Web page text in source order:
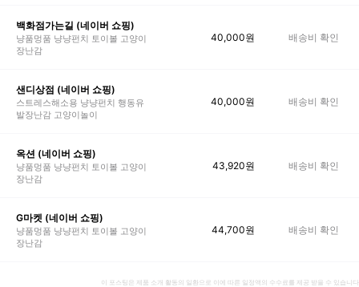
백화점가는길 (네이버 쇼핑)
냥품멍품 냥냥펀치 토이볼 고양이
장난감
40,000원 배송비 확인
샌디상점 (네이버 쇼핑)
스트레스해소용 냥냥펀치 행동유
발장난감 고양이놀이
40,000원 배송비 확인
옥션 (네이버 쇼핑)
냥품멍품 냥냥펀치 토이볼 고양이
장난감
43,920원 배송비 확인
G마켓 (네이버 쇼핑)
냥품멍품 냥냥펀치 토이볼 고양이
장난감
44,700원 배송비 확인
이 포스팅은 제품 소개 활동의 일환으로 이에 따른 일정액의 수수료를 제공 받을 수 있습니다